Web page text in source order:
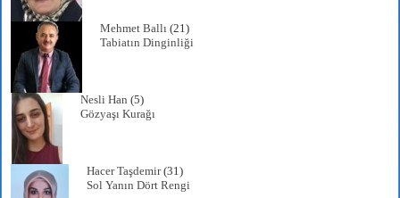
Mehmet Ballı (21)
Tabiatın Dinginliği
Nesli Han (5)
Gözyaşı Kurağı
Hacer Taşdemir(31)
Sol Yanın Dört Rengi